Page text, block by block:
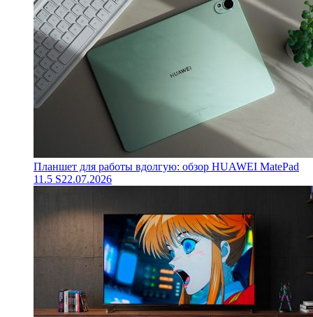
Планшет для работы вдолгую: обзор HUAWEI MatePad
11.5 S22.07.2026